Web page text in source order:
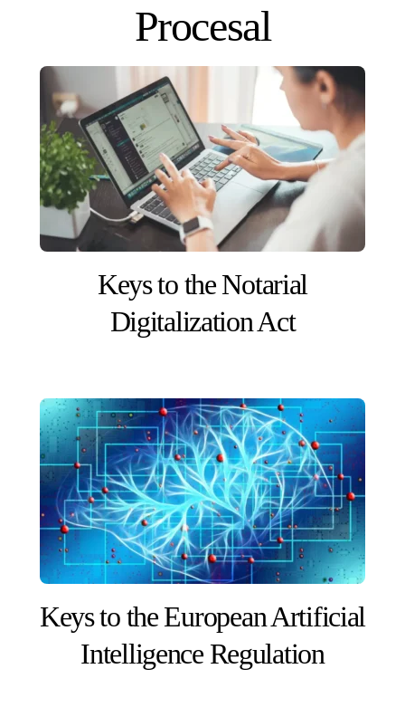
Procesal
Keys to the Notarial
Digitalization Act
Keys to the European Artificial
Intelligence Regulation